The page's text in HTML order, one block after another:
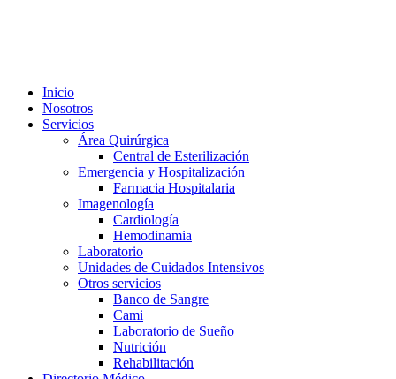
Inicio
Nosotros
Servicios
Área Quirúrgica
Central de Esterilización
Emergencia y Hospitalización
Farmacia Hospitalaria
Imagenología
Cardiología
Hemodinamia
Laboratorio
Unidades de Cuidados Intensivos
Otros servicios
Banco de Sangre
Cami
Laboratorio de Sueño
Nutrición
Rehabilitación